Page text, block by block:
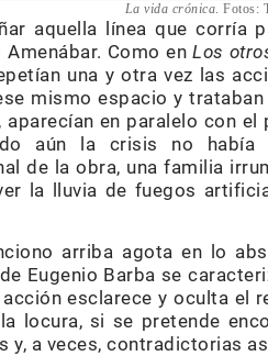
La vida crónica. Fotos:
aquella línea que
Amenábar. Como enLos
una y otra vez las
mismo espacio y
aparecían en paralelo con
aún la crisis no
de la obra, una familia
la lluvia de fuegos
arriba agota en lo
Eugenio Barba se
acción esclarece y oculta
locura, si se pretende
y, a veces, contradictorias